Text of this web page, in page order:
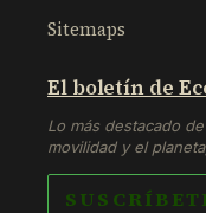
Sitemaps
El boletín de
Lo más destacado
movilidad y el